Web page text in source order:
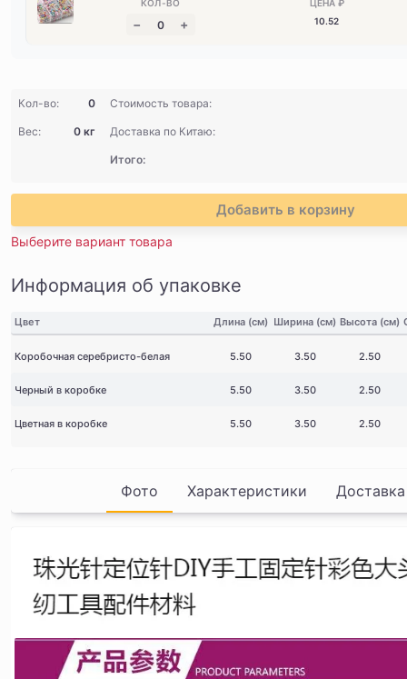
10.52
Кол-во: 0 Стоимость товара:
Вес: 0 кг Доставка по Китаю:
Итого:
Добавить в корзину
Выберите вариант товара
Информация об упаковке
Цвет Длина (см) Ширина (см) Высота (см)
Коробочная серебристо-белая 5.50 3.50 2.50
Черный в коробке 5.50 3.50 2.50
Цветная в коробке 5.50 3.50 2.50
Фото Характеристики Доставка